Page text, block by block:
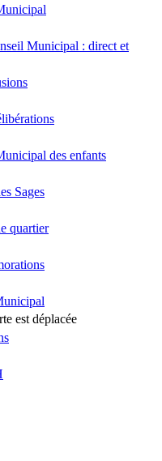
Municipal : direct et
des enfants
Sages
quartier
est déplacée